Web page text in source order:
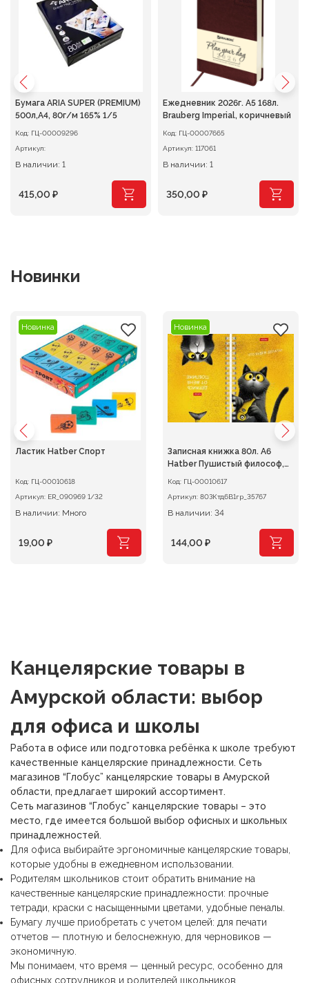
Бумага ARIA SUPER (PREMIUM)
500л,A4, 80г/м 165% 1/5
Код: ГЦ-00009296
Артикул:
В наличии: 1
415,00 ₽
Ежедневник 2026г. А5 168л.
Brauberg Imperial, коричневый
Код: ГЦ-00007665
Артикул: 117061
В наличии: 1
350,00 ₽
Новинки
Новинка
Ластик Hatber Спорт
Код: ГЦ-00010618
Артикул:
ER_090969 1/32
В наличии: Много
19,00 ₽
Новинка
Записная книжка 80л. А6
Hatber Пушистый философ,
клетка на гребне
Код: ГЦ-00010617
Артикул: 80ЗКтд6В1гр_35767
В наличии: 34
144,00 ₽
Канцелярские товары в
Амурской области: выбор
для офиса и школы
Работа в офисе или подготовка ребёнка к школе требуют
качественные канцелярские принадлежности. Сеть
магазинов “Глобус” канцелярские товары в Амурской
области, предлагает широкий ассортимент.
Сеть магазинов “Глобус” канцелярские товары – это
место, где имеется большой выбор офисных и школьных
принадлежностей.
Для офиса выбирайте эргономичные канцелярские товары,
которые удобны в ежедневном использовании.
Родителям школьников стоит обратить внимание на
качественные канцелярские принадлежности: прочные
тетради, краски с насыщенными цветами, удобные пеналы.
Бумагу лучше приобретать с учетом целей: для печати
отчетов — плотную и белоснежную, для черновиков —
экономичную.
Мы понимаем, что время — ценный ресурс, особенно для
офисных сотрудников и родителей школьников.